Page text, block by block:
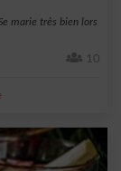
marie très bien lors
10